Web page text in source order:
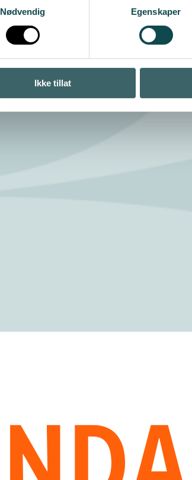
Nødvendig
Egenskaper
Ikke tillat